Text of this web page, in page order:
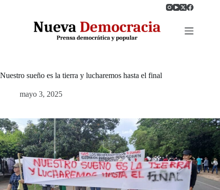
Nuestro sueño es la tierra y lucharemos hasta el final
mayo 3, 2025